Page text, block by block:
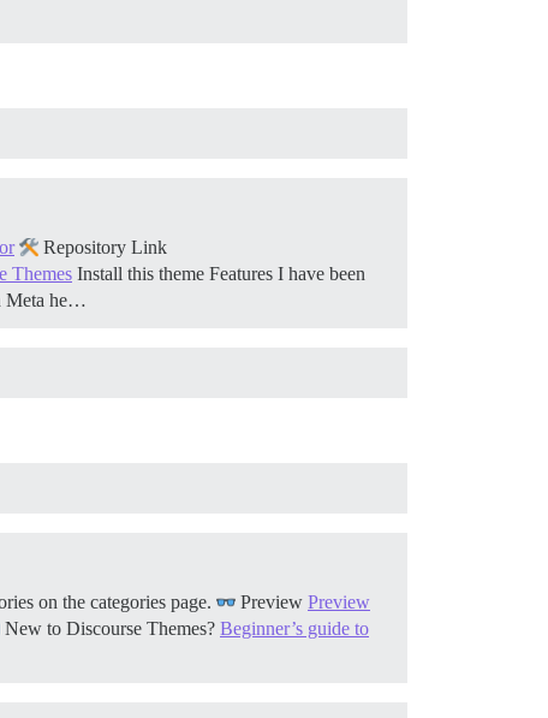
Repository Link
Themes Install this theme Features I have been
Meta he…
on the categories page. Preview Preview
New to Discourse Themes? Beginner’s guide to